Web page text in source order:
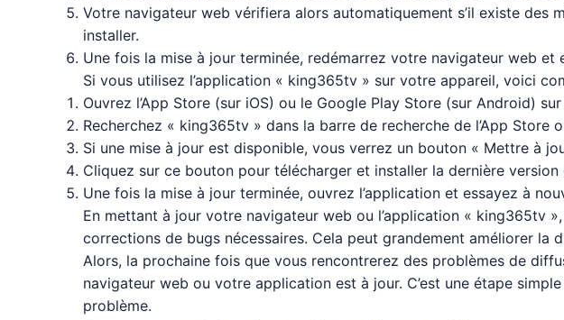
Votre navigateur web vérifiera alors automatiquement s’il existe
installer.
Une fois la mise à jour terminée, redémarrez votre navigateur web
Si vous utilisez l’application « king365tv » sur votre appareil, voici
Ouvrez l’App Store (sur iOS) ou le Google Play Store (sur Android)
Recherchez « king365tv » dans la barre de recherche de l’App Store
Si une mise à jour est disponible, vous verrez un bouton « Mettre à
Cliquez sur ce bouton pour télécharger et installer la dernière version
Une fois la mise à jour terminée, ouvrez l’application et essayez à
En mettant à jour votre navigateur web ou l’application « king365tv
corrections de bugs nécessaires. Cela peut grandement améliorer
Alors, la prochaine fois que vous rencontrerez des problèmes de
navigateur web ou votre application est à jour. C’est une étape
problème.